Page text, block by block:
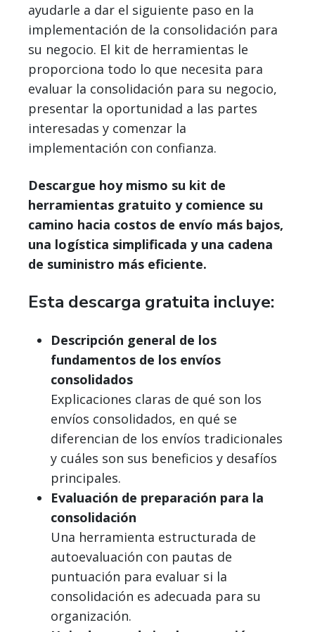
ayudarle a dar el siguiente paso en la
implementación de la consolidación para
su negocio. El kit de herramientas le
proporciona todo lo que necesita para
evaluar la consolidación para su negocio,
presentar la oportunidad a las partes
interesadas y comenzar la
implementación con confianza.
Descargue hoy mismo su kit de
herramientas gratuito y comience su
camino hacia costos de envío más bajos,
una logística simplificada y una cadena
de suministro más eficiente.
Esta descarga gratuita incluye:
Descripción general de los
fundamentos de los envíos
consolidados
Explicaciones claras de qué son los
envíos consolidados, en qué se
diferencian de los envíos tradicionales
y cuáles son sus beneficios y desafíos
principales.
Evaluación de preparación para la
consolidación
Una herramienta estructurada de
autoevaluación con pautas de
puntuación para evaluar si la
consolidación es adecuada para su
organización.